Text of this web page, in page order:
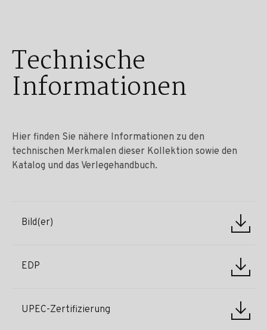
Technische
Informationen
Hier finden Sie nähere Informationen zu den
technischen Merkmalen dieser Kollektion sowie den
Katalog und das Verlegehandbuch.
Bild(er)
EDP
UPEC-Zertifizierung